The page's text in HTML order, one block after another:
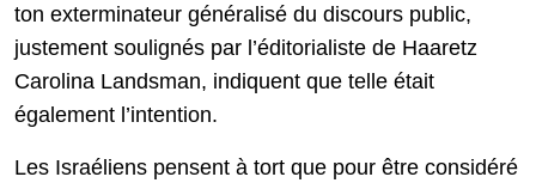
ton exterminateur généralisé du discours public,
justement soulignés par l’éditorialiste de Haaretz
Carolina Landsman, indiquent que telle était
également l’intention.
Les Israéliens pensent à tort que pour être considéré